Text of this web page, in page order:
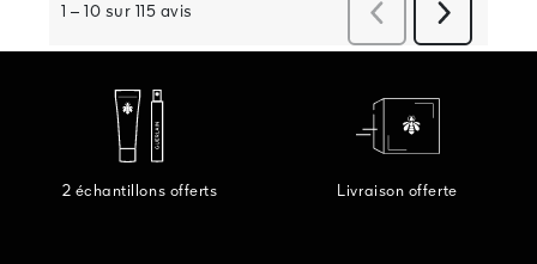
2 échantillons offerts Livraison offerte